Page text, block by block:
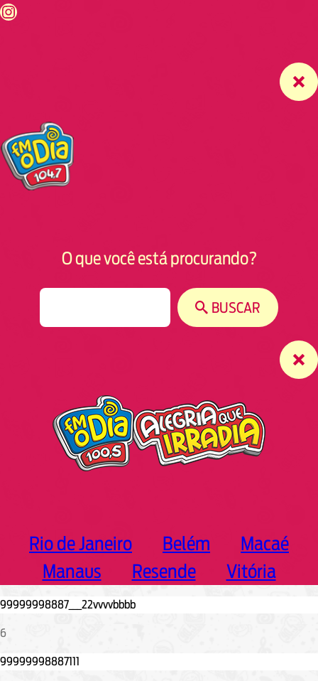
https://www.instagram.com/fmodia.cabofrio/
O que você está procurando?
BUSCAR
Rio de Janeiro Belém
Macaé
Manaus
Resende Vitória
6